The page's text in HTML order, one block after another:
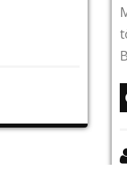
Miért
Belépés: